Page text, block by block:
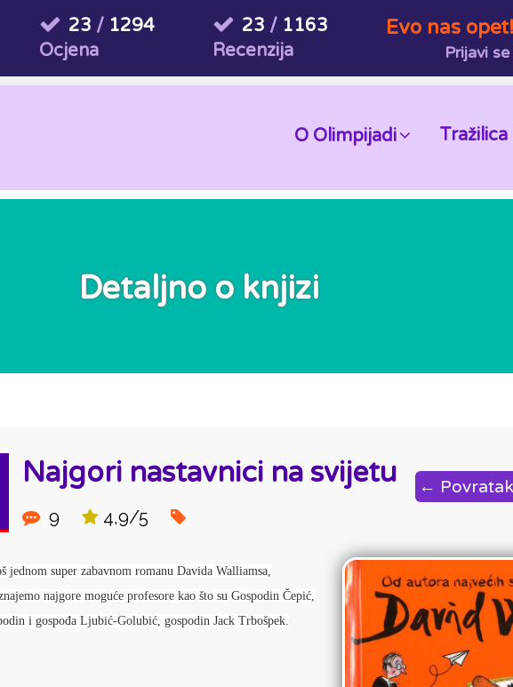
23 / 1294
Ocjena
23 / 1163
Recenzija
Evo nas
Prijavi
O Olimpijadi
Detaljno o knjizi
Najgori nastavnici na svijetu
9 4,9/5
←
jednom super zabavnom romanu Davida Walliamsa,
najgore moguće profesore kao što su Gospodin Čepić,
i gospođa Ljubić-Golubić, gospodin Jack Trbošpek.